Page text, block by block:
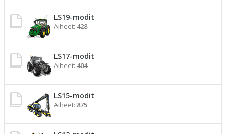
LS19-modit
Aiheet: 428
LS17-modit
Aiheet: 404
LS15-modit
Aiheet: 875